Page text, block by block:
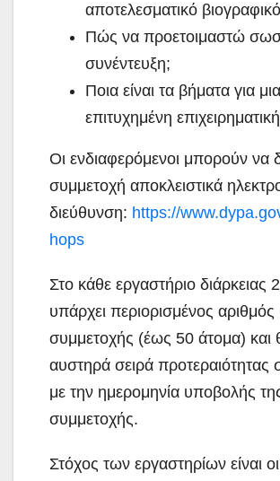
αποτελεσματικό
Πώς να προετοιμαστώ
συνέντευξη;
Ποια είναι τα βήματα για μια
επιτυχημένη
Οι ενδιαφερόμενοι μπορούν
συμμετοχή αποκλειστικά
διεύθυνση: https://
hops
Στο κάθε εργαστήριο
υπάρχει περιορισμένος
συμμετοχής (έως 50 άτομα) και
αυστηρά σειρά
με την ημερομηνία υποβολής
συμμετοχής.
Στόχος των εργαστηρίων είναι οι